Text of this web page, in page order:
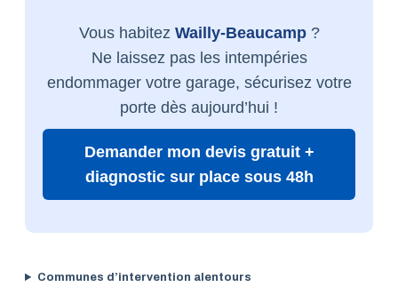
Vous habitez Wailly-Beaucamp?
Ne laissez pas les intempéries
endommager votre garage, sécurisez votre
porte dès aujourd’hui !
Demander mon devis gratuit +
diagnostic sur place sous 48h
Communes d’intervention alentours